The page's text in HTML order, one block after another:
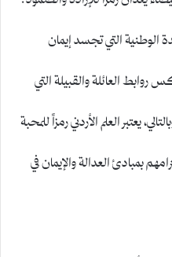
التي تجسد إيمان
العائلة والقبيلة التي
يعتبر العلم الأردني رمزاً للمحبة
بمبادئ العدالة والإيمان في